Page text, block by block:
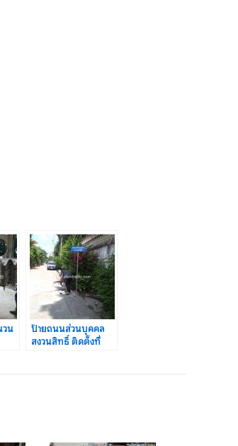
วน
ป้ายถนนส่วนบุคคล
สงวนสิทธิ์ ติดตั้งที่